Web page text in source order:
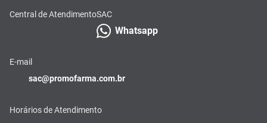
Central de AtendimentoSAC
Whatsapp
E-mail
sac@promofarma.com.br
Horários de Atendimento